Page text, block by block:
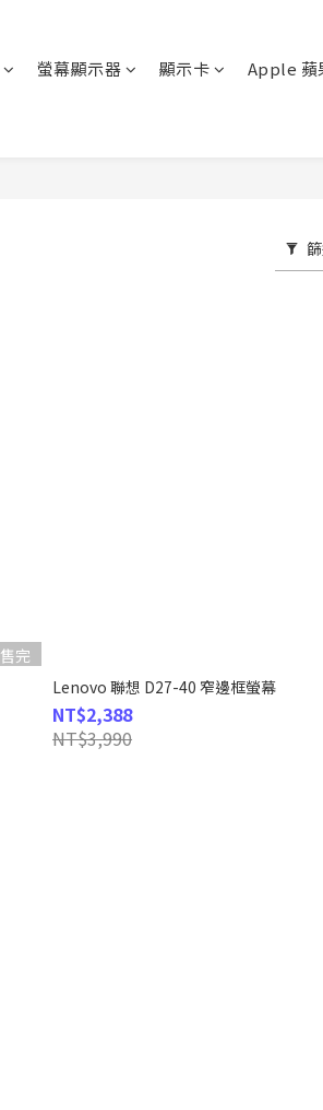
螢幕顯示器 顯示卡
Apple 蘋
售完
Lenovo 聯想 D27-40 窄邊框螢幕
NT$2,388
NT$3,990